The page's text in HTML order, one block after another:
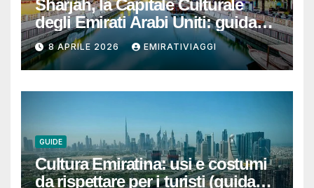
Sharjah, la Capitale Culturale
degli Emirati Arabi Uniti: guida
per un viaggio autentico, ben
organizzato e senza sorprese
8 APRILE 2026 EMIRATIVIAGGI
GUIDE
Cultura Emiratina: usi e costumi
da rispettare per i turisti (guida